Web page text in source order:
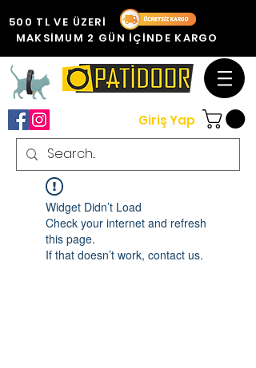
500 TL VE ÜZERİ
MAKSİMUM 2 GÜN İÇİNDE KARGO
Giriş Yap
Widget Didn’t Load
Check your internet and refresh
this page.
If that doesn’t work, contact us.